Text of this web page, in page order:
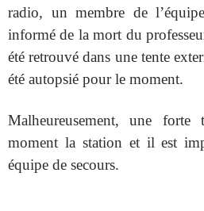
radio, un membre de
informé de la mort du
été retrouvé dans une tente
été autopsié pour le moment.
Malheureusement, une forte
moment la station et il est
équipe de secours.